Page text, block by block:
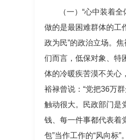
（一）“心中装着
做的是最困难群体的工
政为民”的政治立场。
们而言，低保对象、特
体的冷暖疾苦漠不关心
裕禄曾说：“党把36万
触动很大。民政部门是
钱、每一件事都代表着
包”当作工作的“风向标”。